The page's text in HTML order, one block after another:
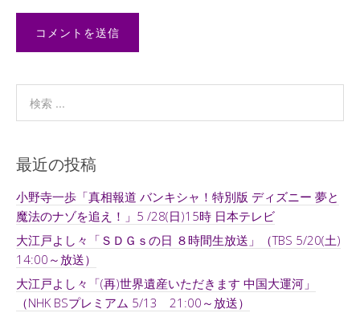
最近の投稿
小野寺一歩「真相報道 バンキシャ！特別版 ディズニー 夢と
魔法のナゾを追え！」5 /28(日)15時 日本テレビ
大江戸よし々「ＳＤＧｓの日 ８時間生放送」（TBS 5/20(土)
14:00～放送）
大江戸よし々「(再)世界遺産いただきます 中国大運河」
（NHK BSプレミアム 5/13 21:00～放送）